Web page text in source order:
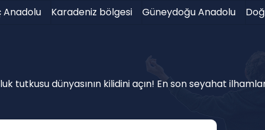
Anadolu Karadeniz bölgesi Güneydoğu Anadolu
tutkusu dünyasının kilidini açın! En son seyahat